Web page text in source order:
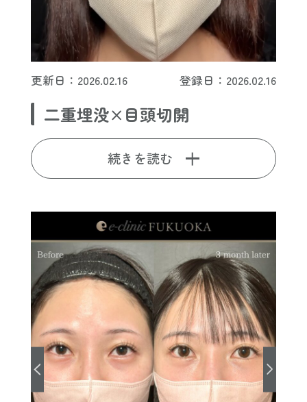
更新日：2026.02.16 登録日：2026.02.16
二重埋没×目頭切開
続きを読む